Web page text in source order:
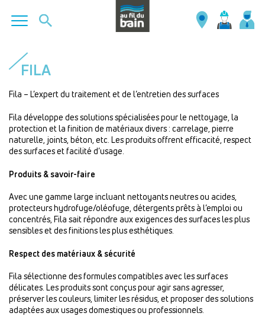
contenu
principal
FILA
Fila – L’expert du traitement et de l’entretien des surfaces
Fila développe des solutions spécialisées pour le nettoyage, la
protection et la finition de matériaux divers : carrelage, pierre
naturelle, joints, béton, etc. Les produits offrent efficacité, respect
des surfaces et facilité d’usage.
Produits & savoir-faire
Avec une gamme large incluant nettoyants neutres ou acides,
protecteurs hydrofuge/oléofuge, détergents prêts à l’emploi ou
concentrés, Fila sait répondre aux exigences des surfaces les plus
sensibles et des finitions les plus esthétiques.
Respect des matériaux & sécurité
Fila sélectionne des formules compatibles avec les surfaces
délicates. Les produits sont conçus pour agir sans agresser,
préserver les couleurs, limiter les résidus, et proposer des solutions
adaptées aux usages domestiques ou professionnels.